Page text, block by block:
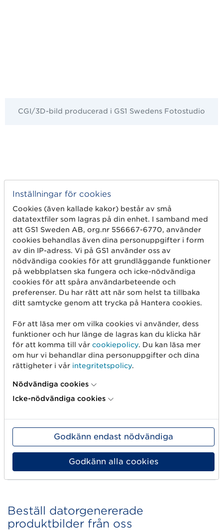
CGI/3D-bild producerad i GS1 Swedens Fotostudio
CGI/3D-bilder producerade i GS1 Swedens
Fotostudio
CGI/3D-bild producerad i GS1 Swedens Fotostudio,
Beställ datorgenererade
produktbilder från oss
Inställningar för cookies
Cookies (även kallade kakor) består av små
datatextfiler som lagras på din enhet. I samband med
att GS1 Sweden AB, org.nr 556667-6770, använder
cookies behandlas även dina personuppgifter i form
av din IP-adress. Vi på GS1 använder oss av
nödvändiga cookies för att grundläggande funktioner
på webbplatsen ska fungera och icke-nödvändiga
cookies för att spåra användarbeteende och
preferenser. Du har rätt att när som helst ta tillbaka
ditt samtycke genom att trycka på Hantera cookies.
För att läsa mer om vilka cookies vi använder, dess
funktioner och hur länge de lagras kan du klicka här
för att komma till vår cookiepolicy. Du kan läsa mer
om hur vi behandlar dina personuppgifter och dina
rättigheter i vår integritetspolicy.
Nödvändiga cookies
Icke-nödvändiga cookies
Godkänn endast nödvändiga
Godkänn alla cookies